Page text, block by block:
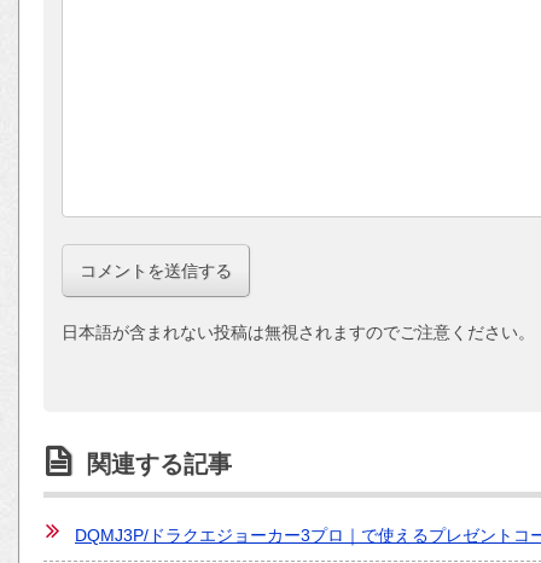
日本語が含まれない投稿は無視されますのでご注意ください
関連する記事
DQMJ3P/ドラクエジョーカー3プロ｜で使えるプレゼントコ